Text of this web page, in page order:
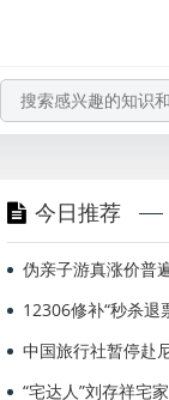
塞尔、多伦多国际
今日推荐
12306修补“秒杀退
“宅达人”刘存祥宅